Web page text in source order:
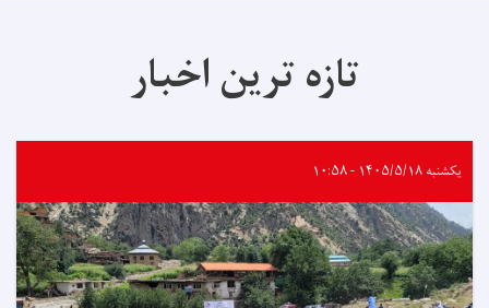
تازه ترین اخبار
یکشنبه ۱۴۰۵/۵/۱۸ - ۱۰:۵۸